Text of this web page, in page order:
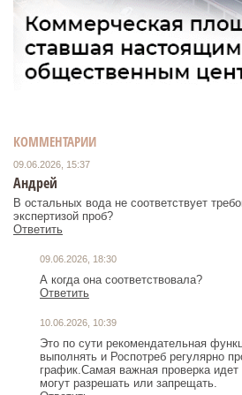
КОММЕНТАРИИ
09.06.2026, 15:37
Андрей
В остальных вода не соответствует
экспертизой проб?
Ответить
09.06.2026, 18:30
А когда она соответствовала?
Ответить
10.06.2026, 10:39
Это по сути рекомендательная
выполнять и Роспотреб регулярно
график.Самая важная проверка
могут разрешать или запрещать.